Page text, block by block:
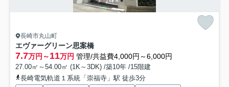
長崎市丸山町
エヴァーグリーン思案橋
7.7万円～11万円 管理/共益費4,000円～6,000円
27.00㎡～54.00㎡ (1K～3DK) /築10年 /15階建
長崎電気軌道１系統「崇福寺」駅 徒歩3分